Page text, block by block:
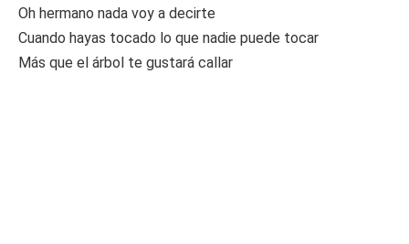
Oh hermano nada voy a decirte
Cuando hayas tocado lo que nadie puede tocar
Más que el árbol te gustará callar